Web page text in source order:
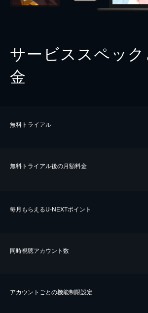
サービススペッ
金
無料トライアル
無料トライアル後の⽉額料金
毎⽉もらえるU-NEXTポイント
同時視聴アカウント数
アカウントごとの機能制限設定